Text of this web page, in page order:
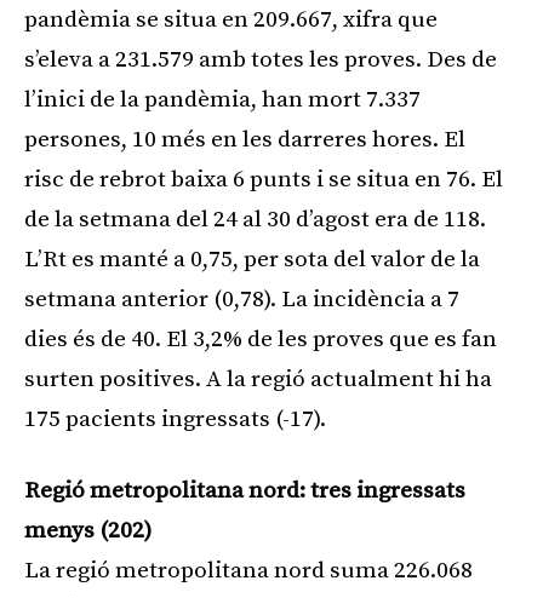
pandèmia se situa en 209.667, xifra que
s’eleva a 231.579 amb totes les proves. Des de
l’inici de la pandèmia, han mort 7.337
persones, 10 més en les darreres hores. El
risc de rebrot baixa 6 punts i se situa en 76. El
de la setmana del 24 al 30 d’agost era de 118.
L’Rt es manté a 0,75, per sota del valor de la
setmana anterior (0,78). La incidència a 7
dies és de 40. El 3,2% de les proves que es fan
surten positives. A la regió actualment hi ha
175 pacients ingressats (-17).
Regió metropolitana nord: tres ingressats
menys (202)
La regió metropolitana nord suma 226.068